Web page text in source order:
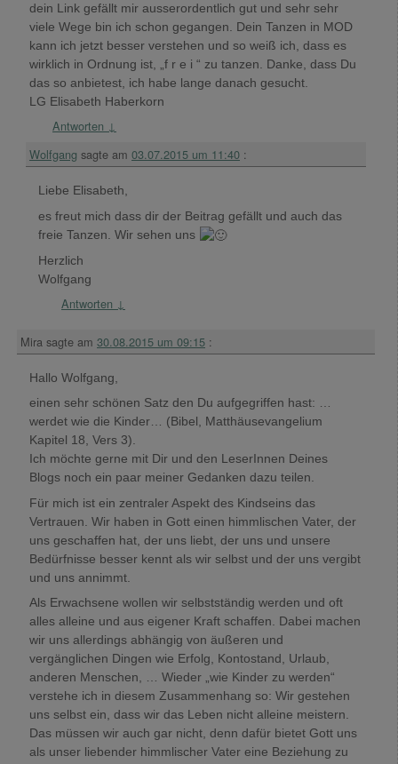
dein Link gefällt mir ausserordentlich gut und sehr sehr
viele Wege bin ich schon gegangen. Dein Tanzen in MOD
kann ich jetzt besser verstehen und so weiß ich, dass es
wirklich in Ordnung ist, „f r e i “ zu tanzen. Danke, dass Du
das so anbietest, ich habe lange danach gesucht.
LG Elisabeth Haberkorn
Antworten ↓
Wolfgang sagte am 03.07.2015 um 11:40 :
Liebe Elisabeth,
es freut mich dass dir der Beitrag gefällt und auch das
freie Tanzen. Wir sehen uns
Herzlich
Wolfgang
Antworten ↓
Mira sagte am 30.08.2015 um 09:15 :
Hallo Wolfgang,
einen sehr schönen Satz den Du aufgegriffen hast: …
werdet wie die Kinder… (Bibel, Matthäusevangelium
Kapitel 18, Vers 3).
Ich möchte gerne mit Dir und den LeserInnen Deines
Blogs noch ein paar meiner Gedanken dazu teilen.
Für mich ist ein zentraler Aspekt des Kindseins das
Vertrauen. Wir haben in Gott einen himmlischen Vater, der
uns geschaffen hat, der uns liebt, der uns und unsere
Bedürfnisse besser kennt als wir selbst und der uns vergibt
und uns annimmt.
Als Erwachsene wollen wir selbstständig werden und oft
alles alleine und aus eigener Kraft schaffen. Dabei machen
wir uns allerdings abhängig von äußeren und
vergänglichen Dingen wie Erfolg, Kontostand, Urlaub,
anderen Menschen, … Wieder „wie Kinder zu werden“
verstehe ich in diesem Zusammenhang so: Wir gestehen
uns selbst ein, dass wir das Leben nicht alleine meistern.
Das müssen wir auch gar nicht, denn dafür bietet Gott uns
als unser liebender himmlischer Vater eine Beziehung zu